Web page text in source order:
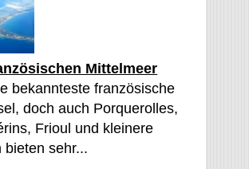
Mittelmeer
bekannteste französische
doch auch Porquerolles,
Frioul und kleinere
bieten sehr...